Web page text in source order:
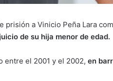
a Vinicio Peña Lara
de su hija menor de edad.
entre el 2001 y el 2002, en